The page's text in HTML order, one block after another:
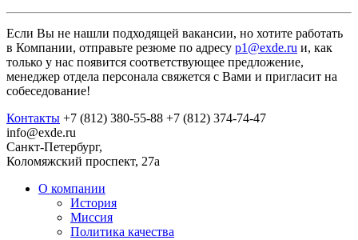
Если Вы не нашли подходящей вакансии, но хотите работать
в Компании, отправьте резюме по адресу p1@exde.ru и, как
только у нас появится соответствующее предложение,
менеджер отдела персонала свяжется с Вами и пригласит на
собеседование!
Контакты +7 (812) 380-55-88 +7 (812) 374-74-47
info@exde.ru
Санкт-Петербург,
Коломяжский проспект, 27a
О компании
История
Миссия
Политика качества